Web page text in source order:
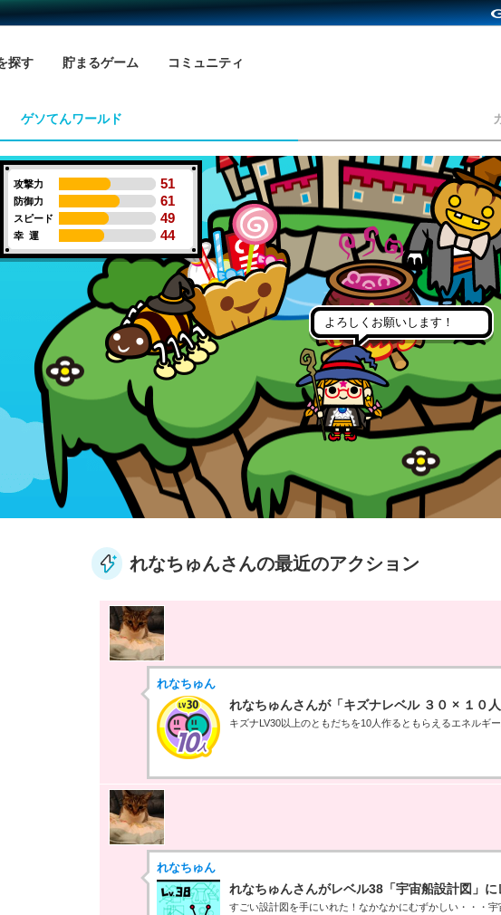
探す 貯まるゲーム コミュニティ
ゲソてんワールド
攻撃力 51
防御力 61
スピード 49
幸 運 44
よろしくお願いします！
れなちゅんさんの最近のアクション
れなちゅん
れなちゅんさんが「キズナレベル ３０ × １０
キズナLV30以上のともだちを10人作るともらえるエネルギー
れなちゅん
れなちゅんさんがレベル38「宇宙船設計図」に
すごい設計図を手にいれた！なかなかにむずかしい・・・